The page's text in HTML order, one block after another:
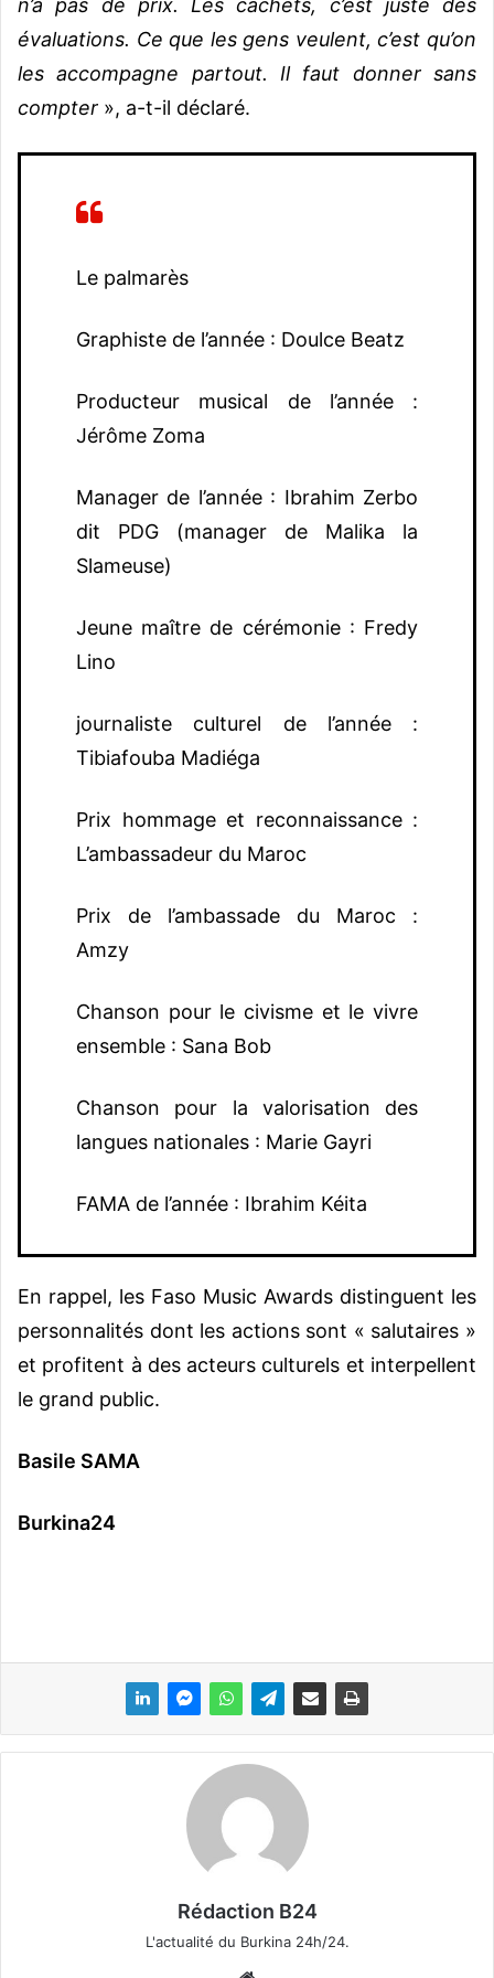
n’a pas de prix. Les cachets, c’est juste des
évaluations. Ce que les gens veulent, c’est qu’on
les accompagne partout. Il faut donner sans
compter », a-t-il déclaré.
Le palmarès
Graphiste de l’année : Doulce Beatz
Producteur musical de l’année :
Jérôme Zoma
Manager de l’année : Ibrahim Zerbo
dit PDG (manager de Malika la
Slameuse)
Jeune maître de cérémonie : Fredy
Lino
journaliste culturel de l’année :
Tibiafouba Madiéga
Prix hommage et reconnaissance :
L’ambassadeur du Maroc
Prix de l’ambassade du Maroc :
Amzy
Chanson pour le civisme et le vivre
ensemble : Sana Bob
Chanson pour la valorisation des
langues nationales : Marie Gayri
FAMA de l’année : Ibrahim Kéita
En rappel, les Faso Music Awards distinguent les
personnalités dont les actions sont « salutaires »
et profitent à des acteurs culturels et interpellent
le grand public.
Basile SAMA
Burkina24
Rédaction B24
L'actualité du Burkina 24h/24.